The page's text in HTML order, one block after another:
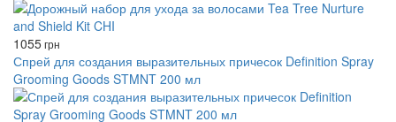
1055грн
Спрей для создания выразительных причесок Definition Spray
Grooming Goods STMNT 200 мл